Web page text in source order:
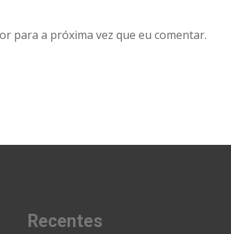
para a próxima vez que eu comentar.
Recentes